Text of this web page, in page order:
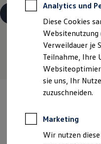
Kfz-
Garantien
Geschäftskunden
Großkunden
Behörden
Anpfiff zum
Elektroautos
ID. Tutorials
Details ansehen
Verantwortlich für die Inhalte
Tolles GmbH ( Impressum &
Analytics und
Diese Cookies
Websitenutzung
Verweildauer je
Teilnahme, Ihre
sie uns, Ihr
zuzuschneiden.
Marketing
Wir nutzen